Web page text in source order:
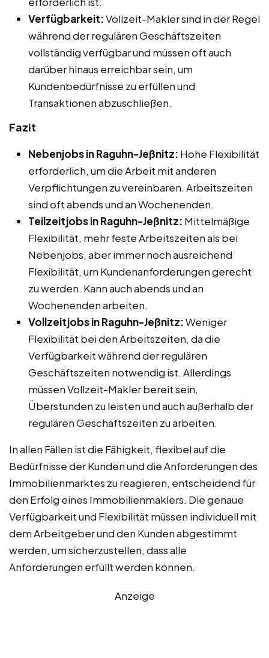
Verfügbarkeit:Vollzeit-Makler sind in der Regel
während der regulären Geschäftszeiten
vollständig verfügbar und müssen oft auch
darüber hinaus erreichbar sein, um
Kundenbedürfnisse zu erfüllen und
Transaktionen abzuschließen.
Fazit
Nebenjobs in Raguhn-Jeßnitz: Hohe Flexibilität
erforderlich, um die Arbeit mit anderen
Verpflichtungen zu vereinbaren. Arbeitszeiten
sind oft abends und an Wochenenden.
Teilzeitjobs in Raguhn-Jeßnitz: Mittelmäßige
Flexibilität, mehr feste Arbeitszeiten als bei
Nebenjobs, aber immer noch ausreichend
Flexibilität, um Kundenanforderungen gerecht
zu werden. Kann auch abends und an
Wochenenden arbeiten.
Vollzeitjobs in Raguhn-Jeßnitz:Weniger
Flexibilität bei den Arbeitszeiten, da die
Verfügbarkeit während der regulären
Geschäftszeiten notwendig ist. Allerdings
müssen Vollzeit-Makler bereit sein,
Überstunden zu leisten und auch außerhalb der
regulären Geschäftszeiten zu arbeiten.
In allen Fällen ist die Fähigkeit, flexibel auf die
Bedürfnisse der Kunden und die Anforderungen des
Immobilienmarktes zu reagieren, entscheidend für
den Erfolg eines Immobilienmaklers. Die genaue
Verfügbarkeit und Flexibilität müssen individuell mit
dem Arbeitgeber und den Kunden abgestimmt
werden, um sicherzustellen, dass alle
Anforderungen erfüllt werden können.
Anzeige